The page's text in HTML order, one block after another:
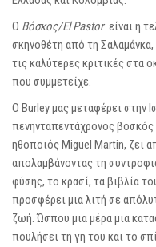
Ο Βόσκος/El Pastorείναι η
σκηνοθέτη από τη
τις καλύτερες κριτικές στα
που συμμετείχε.
Ο Βurley μας μεταφέρει στην
πενηνταπεντάχρονος
ηθοποιός Μiguel Martin, ζει
απολαμβάνοντας τη
φύσης, το κρασί, τα βιβλία
προσφέρει μια λιτή σε
ζωή. Ώσπου μια μέρα μια
πουλήσει τη γη του και το